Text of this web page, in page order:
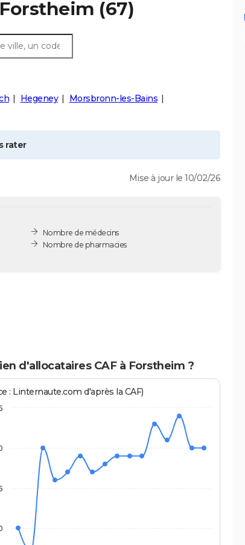
Forstheim (67)
Hegeney
Morsbronn-les-Bains
rater
Mise à jour le 10/02/26
Nombre de médecins
Nombre de pharmacies
d'allocataires CAF à Forstheim ?
: Linternaute.com d'après la CAF)